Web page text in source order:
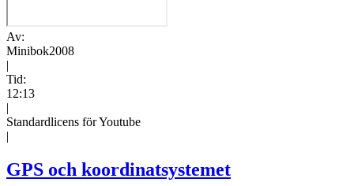
Av:
Minibok2008
|
Tid:
12:13
|
Standardlicens för Youtube
|
GPS och koordinatsystemet